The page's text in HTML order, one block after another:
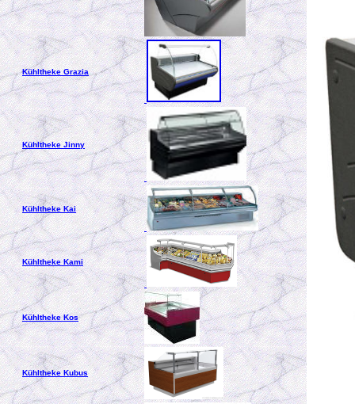
Kühltheke Grazia
Kühltheke Jinny
Kühltheke Kai
Kühltheke Kami
Kühltheke Kos
Kühltheke Kubus